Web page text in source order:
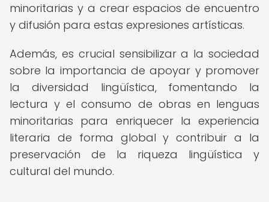
minoritarias y a crear espacios de encuentro
y difusión para estas expresiones artísticas.
Además, es crucial sensibilizar a la sociedad
sobre la importancia de apoyar y promover
la diversidad lingüística, fomentando la
lectura y el consumo de obras en lenguas
minoritarias para enriquecer la experiencia
literaria de forma global y contribuir a la
preservación de la riqueza lingüística y
cultural del mundo.